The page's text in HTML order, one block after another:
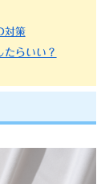
対策
たらいい？